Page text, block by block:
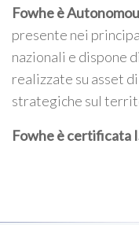
Fowhe è
presente nei
nazionali e dispone
realizzate su asset
strategiche sul
Fowhe è certificata